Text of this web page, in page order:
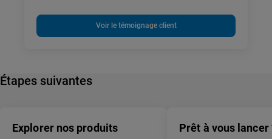
Voir le témoignage client
Étapes suivantes
Explorer nos produits Prêt à vous lancer